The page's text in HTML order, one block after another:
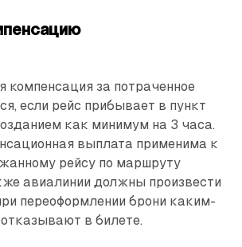
компенсация за потраченное
если рейс прибывает в пункт
как минимум на 3 часа.
выплата применима к
рейсу по маршруту
авиалинии должны произвести
переоформлении брони каким-
в билете.